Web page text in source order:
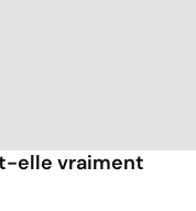
elle vraiment